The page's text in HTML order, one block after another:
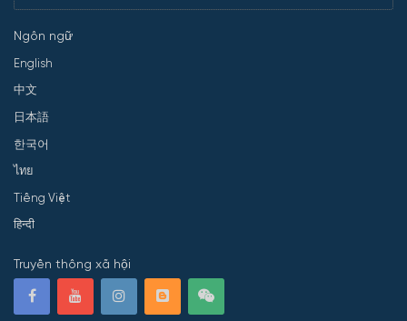
Ngôn ngữ
English
中文
日本語
한국어
ไทย
Tiếng Việt
हिन्दी
Truyền thông xã hội